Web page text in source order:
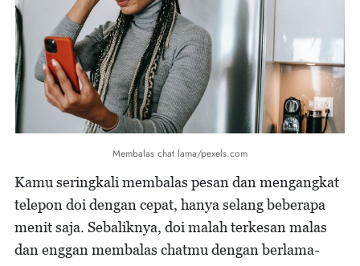
Membalas chat lama/pexels.com
Kamu seringkali membalas pesan dan mengangkat
telepon doi dengan cepat, hanya selang beberapa
menit saja. Sebaliknya, doi malah terkesan malas
dan enggan membalas chatmu dengan berlama-